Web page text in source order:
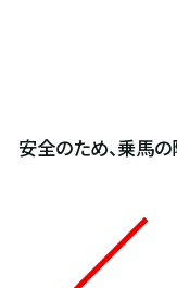
安全のため、乗馬